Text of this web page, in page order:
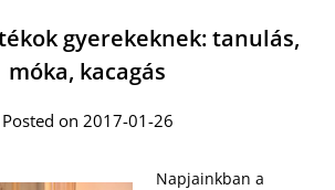
gyerekeknek: tanulás,
móka, kacagás
Posted on 2017-01-26
Napjainkban a